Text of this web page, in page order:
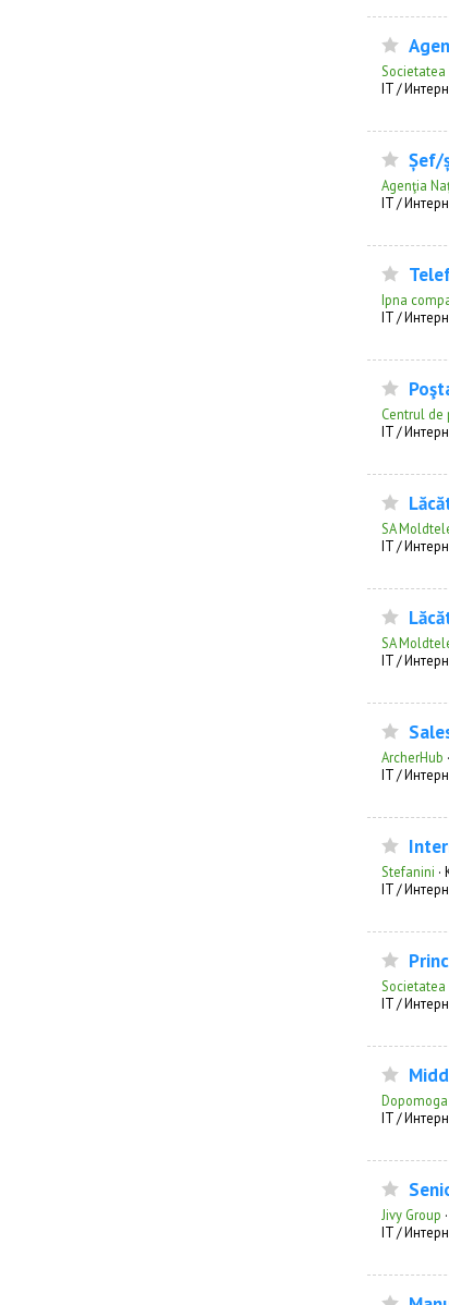
IT /
Șef/
Agenţia
IT /
Ipna
IT /
Centrul de
IT /
SA
IT /
SA
IT /
ArcherHub ·
IT /
Stefanini ·
IT /
IT /
IT /
Jivy Group ·
IT /